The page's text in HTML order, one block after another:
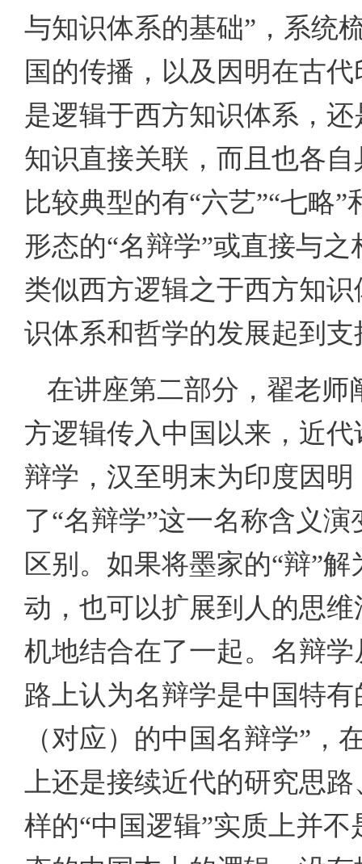
与知识体系的基础”，系统
国的传播，以及因明在古
是逻辑于西方知识体系，
知识直接关联，而且也各
比较典型的有“六艺”“七略
形态的“名辩学”或直接与
类似西方逻辑之于西方知
识体系和哲学的发展起到
在讲座第二部分，翟老师
方逻辑传入中国以来，近
辩学，汉至明末为印度因
了“名辩学”这一名称含义
区别。如果将墨家的“辩”
动，也可以扩展到人的思
机地结合在了一起。名辩
路上认为名辩学是中国特
（对应）的中国名辩学”
上还是接续近代的研究思
样的“中国逻辑”实质上并